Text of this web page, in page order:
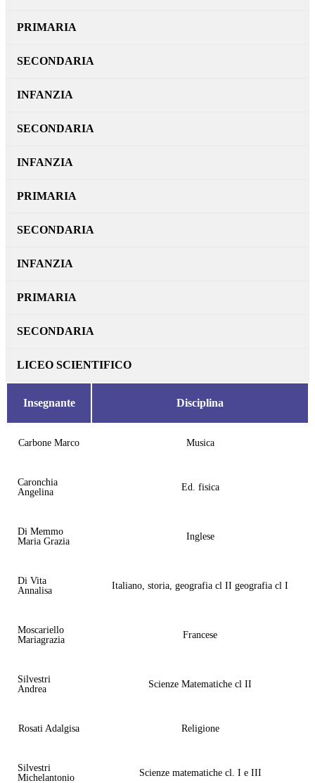
PRIMARIA
SECONDARIA
INFANZIA
SECONDARIA
INFANZIA
PRIMARIA
SECONDARIA
INFANZIA
PRIMARIA
SECONDARIA
LICEO SCIENTIFICO
Insegnante Disciplina
Carbone Marco Musica
Caronchia
Angelina
Ed. fisica
Di Memmo
Maria Grazia
Inglese
Di Vita
Annalisa
Italiano, storia, geografia cl II geografia cl I
Moscariello
Mariagrazia
Francese
Silvestri
Andrea
Scienze Matematiche cl II
Rosati Adalgisa Religione
Silvestri
Michelantonio
Scienze matematiche cl. I e III